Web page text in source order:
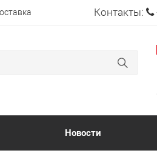
Контакты:
Новости